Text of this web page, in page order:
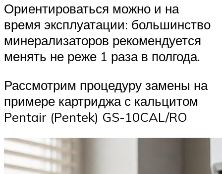
Ориентироваться можно и на
время эксплуатации: большинство
минерализаторов рекомендуется
менять не реже 1 раза в полгода.
Рассмотрим процедуру замены на
примере картриджа с кальцитом
Pentair (Pentek) GS-10CAL/RO